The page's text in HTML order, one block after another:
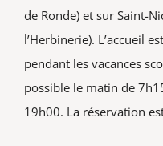
de Ronde) et sur Saint-
l’Herbinerie). L’accueil
pendant les vacances
possible le matin de
19h00. La réservation